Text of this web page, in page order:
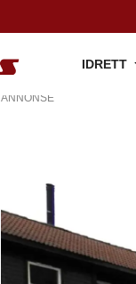
IDRETT
ANNONSE